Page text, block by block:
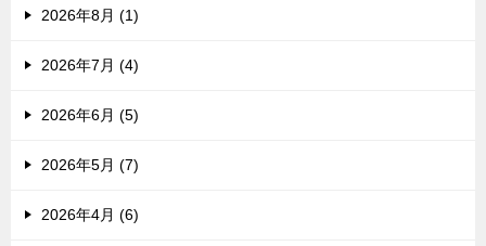
2026年8月 (1)
2026年7月 (4)
2026年6月 (5)
2026年5月 (7)
2026年4月 (6)